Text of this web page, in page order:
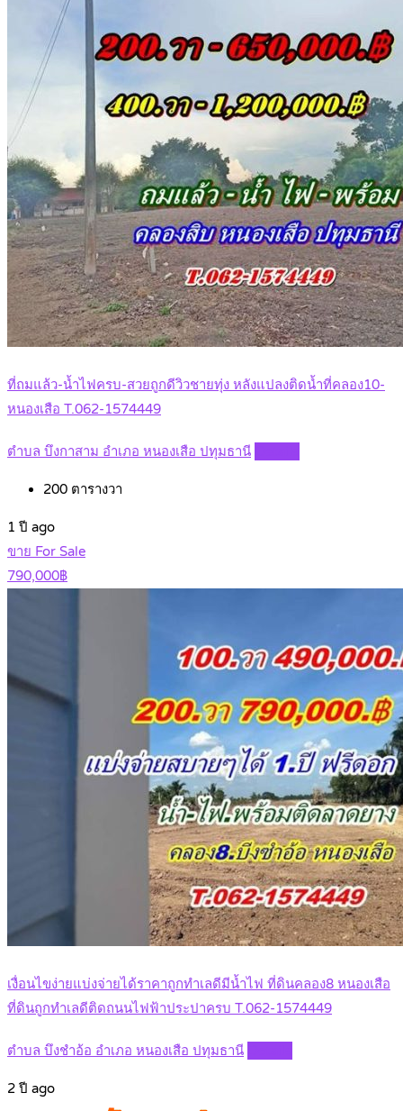
ที่ถมแล้ว-น้ำไฟครบ-สวยถูกดีวิวชายทุ่ง หลังแปลงติดน้ำที่คลอง10-
หนองเสือ T.062-1574449
ตำบล บึงกาสาม อำเภอ หนองเสือ ปทุมธานี
200 ตารางวา
1 ปี ago
ขาย For Sale
790,000฿
เงื่อนไขง่ายแบ่งจ่ายได้ราคาถูกทำเลดีมีน้ำไฟ ที่ดินคลอง8 หนองเสือ
ที่ดินถูกทำเลดีติดถนนไฟฟ้าประปาครบ T.062-1574449
ตำบล บึงชำอ้อ อำเภอ หนองเสือ ปทุมธานี
2 ปี ago